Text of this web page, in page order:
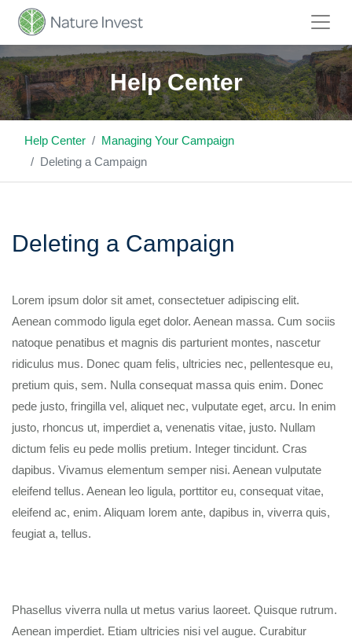
Help Center
Help Center
Managing Your Campaign
Deleting a Campaign
Deleting a Campaign
Lorem ipsum dolor sit amet, consectetuer adipiscing elit.
Aenean commodo ligula eget dolor. Aenean massa. Cum sociis
natoque penatibus et magnis dis parturient montes, nascetur
ridiculus mus. Donec quam felis, ultricies nec, pellentesque eu,
pretium quis, sem. Nulla consequat massa quis enim. Donec
pede justo, fringilla vel, aliquet nec, vulputate eget, arcu. In enim
justo, rhoncus ut, imperdiet a, venenatis vitae, justo. Nullam
dictum felis eu pede mollis pretium. Integer tincidunt. Cras
dapibus. Vivamus elementum semper nisi. Aenean vulputate
eleifend tellus. Aenean leo ligula, porttitor eu, consequat vitae,
eleifend ac, enim. Aliquam lorem ante, dapibus in, viverra quis,
feugiat a, tellus.
Phasellus viverra nulla ut metus varius laoreet. Quisque rutrum.
Aenean imperdiet. Etiam ultricies nisi vel augue. Curabitur